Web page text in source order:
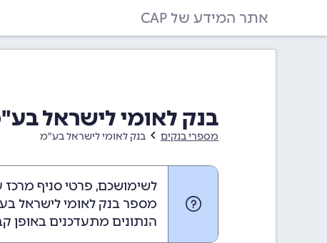
אתר המידע של CAP
בנק לאומי לישראל בע"מ
מספרי בנקים בנק לאומי לישראל בע"מ
לשימושכם, פרטי סניף
מספר בנק לאומי לישראל
הנתונים מתעדכנים באופן